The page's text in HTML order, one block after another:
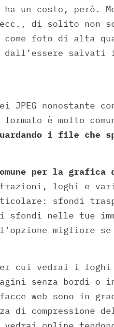
un costo, però.
di solito non
come foto di alta
salvati
JPEG nonostante
è molto
i file che
per la
loghi e varie
sfondi
sfondi nelle tue
migliore se
cui vedrai i
senza bordi o
web sono in
di compressione